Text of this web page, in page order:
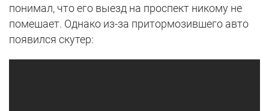
понимал, что его выезд на проспект никому не
помешает. Однако из-за притормозившего авто
появился скутер: